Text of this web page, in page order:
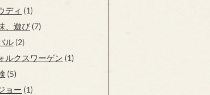
ディ (1)
、遊び (7)
ル (2)
ルクスワーゲン (1)
(5)
ョー (1)